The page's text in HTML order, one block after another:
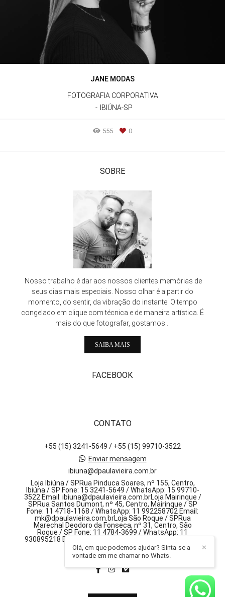
JANE MODAS
FOTOGRAFIA CORPORATIVA
IBIÚNA-SP
555 0
SOBRE
Nosso trabalho é dar aos nossos clientes memórias de
seus dias mais especiais. Nosso olhar é a partir do
momento, do sentir, da vibração do instante. O tempo
congelado em clique com técnica e de maneira artística. É
mais do que fotografar, gostamos...
SAIBA MAIS
FACEBOOK
CONTATO
+55 (15) 3241-5649 / +55 (15) 99710-3522
Enviar mensagem
ibiuna@dpaulavieira.com.br
Loja Ibiúna / SPRua Pinduca Soares, nº 155, Centro,
Ibiúna / SP Fone: 15 3241-5649 / WhatsApp: 15 99710-
3522 Email: ibiuna@dpaulavieira.com.brLoja Mairinque /
SPRua Santos Dumont, nº 45, Centro, Mairinque / SP
Fone: 11 4718-1168 / WhatsApp: 11 992258702 Email:
mk@dpaulavieira.com.brLoja São Roque / SPRua
Marechal Deodoro da Fonseca, nº 31, Centro, São
Roque / SP Fone: 11 4784-3699 / WhatsApp: 11
930895218 Email: sr@dpaulavieira.com.br, 155 - centro
Ibiúna / SP
✕
Olá, em que podemos ajudar? Sinta-se a
vontade em me chamar no Whats.